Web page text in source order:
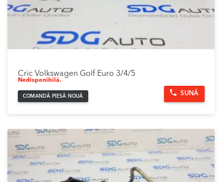
Cric Volkswagen Golf Euro 3/4/5
Nedisponibilă.
COMANDĂ PIESĂ NOUĂ SUNĂ